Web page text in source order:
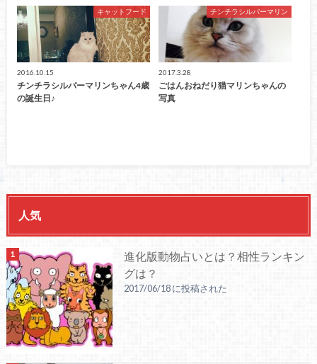
キャットフード
2016.10.15
チンチラシルバーマリンちゃん4歳
の誕生日♪
チンチラシルバーマリン
2017.3.28
ごはんおねだり猫マリンちゃんの
写真
人気
進化版動物占いとは？相性ランキン
グは？
2017/06/18 に投稿された